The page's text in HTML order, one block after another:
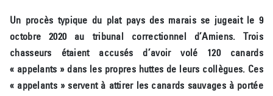
Un procès typique du plat pays des marais se jugeait le 9
octobre 2020 au tribunal correctionnel d’Amiens. Trois
chasseurs étaient accusés d’avoir volé 120 canards
« appelants » dans les propres huttes de leurs collègues. Ces
« appelants » servent à attirer les canards sauvages à portée